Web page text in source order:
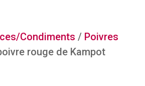
Condiments / Poivres
rouge de Kampot